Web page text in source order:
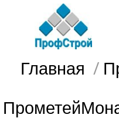
Главная /
Прометей